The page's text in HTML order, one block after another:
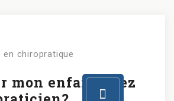
chiropratique
mon enfant chez